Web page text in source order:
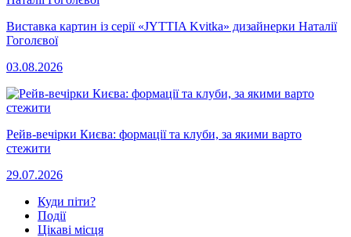
Виставка картин із серії «JYTTIA Kvitka» дизайнерки Наталії
Гоголєвої
03.08.2026
Рейв-вечірки Києва: формації та клуби, за якими варто
стежити
29.07.2026
Куди піти?
Події
Цікаві місця